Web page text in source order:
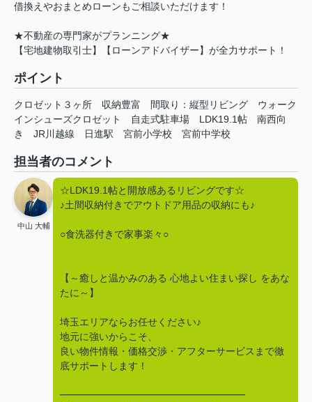
借換えやおまとめローンもご相談いただけます！
★不動産の専門家がプランニング★
【宅地建物取引士】【ローンアドバイザー】が全力サポート！
ポイント
クロゼット３ヶ所 収納豊富 間取り：縦型リビング
ウォーク
インシューズクロゼット
自走式駐車場 LDK19.1帖
南西向
き
JR川越線 日進駅 宮前小学校 宮前中学校
担当者のコメント
中山 大輔
☆LDK19.1帖と開放感あるリビングです☆
♪土間収納付きでアウトドア用品の収納にも♪
○食洗器付きで家事楽々○
【～癒しと温かみのある 心地よい住まい探し をあな
たに～】
埼玉エリアならお任せください♪
地元に強いからこそ、
良い物件情報・価格交渉・アフターサービスまで徹
底サポートします！
━━━━━━━━━━━━━━━━━━━